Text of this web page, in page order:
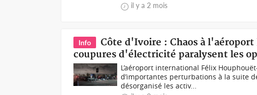
il y a 2 mois
Info
Côte d'Ivoire : Chaos à
coupures d'électricité paralysent les
L’aéroport international Félix
d’importantes perturbations à la suite
désorganisé les activ...